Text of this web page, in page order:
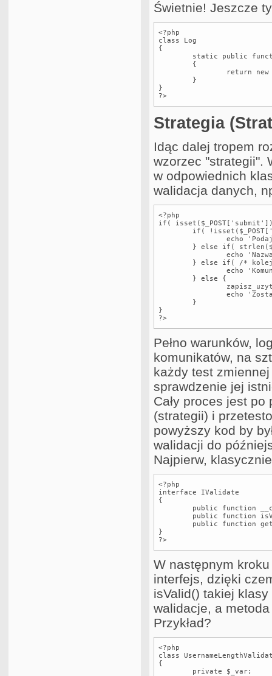
Świetnie! Jeszcze
<?php
class Log
{
}
?>
Strategia
Idąc dalej tropem
wzorzec "strategii".
w odpowiednich
walidacja danych,
<?php
if(
}
?>
Pełno warunków,
komunikatów, na
każdy test
sprawdzenie jej
Cały proces jest
(strategii) i
powyższy kod by
walidacji do
Najpierw,
<?php
interface IValidate
{
}
?>
W następnym
interfejs, dzięki
isValid() takiej
walidacje, a
Przykład?
<?php
class
{